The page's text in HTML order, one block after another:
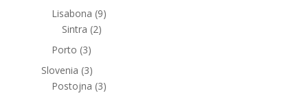
Lisabona (9)
Sintra (2)
Porto (3)
Slovenia (3)
Postojna (3)